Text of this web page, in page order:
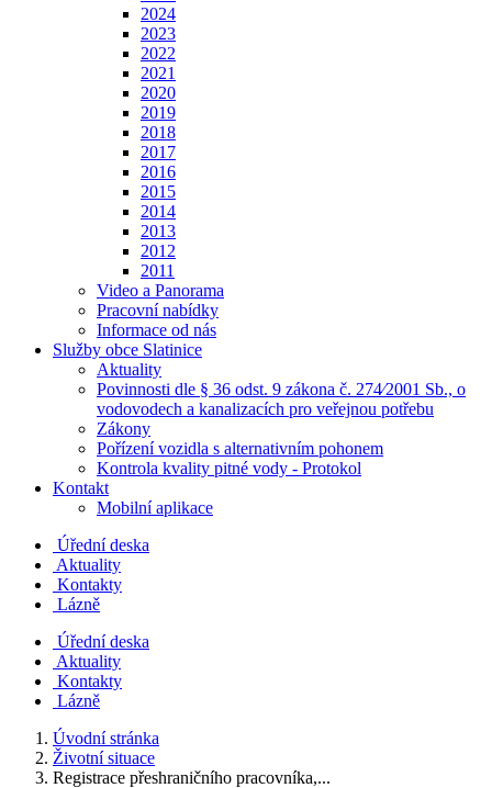
2024
2023
2022
2021
2020
2019
2018
2017
2016
2015
2014
2013
2012
2011
Video a Panorama
Pracovní nabídky
Informace od nás
Služby obce Slatinice
Aktuality
Povinnosti dle § 36 odst. 9 zákona č. 274⁄2001 Sb., o
vodovodech a kanalizacích pro veřejnou potřebu
Zákony
Pořízení vozidla s alternativním pohonem
Kontrola kvality pitné vody - Protokol
Kontakt
Mobilní aplikace
Úřední deska
Aktuality
Kontakty
Lázně
Úřední deska
Aktuality
Kontakty
Lázně
Úvodní stránka
Životní situace
Registrace přeshraničního pracovníka,...